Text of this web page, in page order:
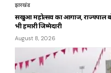
झारखंड
सखुआ महोत्सव का आगाज, राज्यपाल
भी हमारी जिम्मेदारी
August 8, 2026